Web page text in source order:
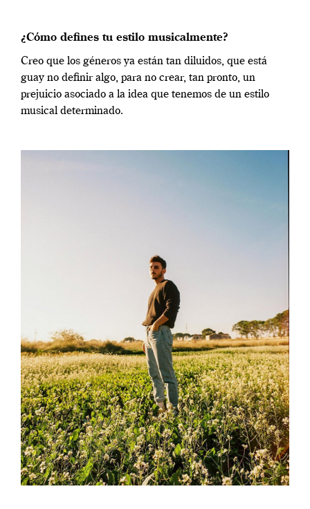
¿Cómo defines tu estilo musicalmente?
Creo que los géneros ya están tan diluidos, que está
guay no definir algo, para no crear, tan pronto, un
prejuicio asociado a la idea que tenemos de un estilo
musical determinado.